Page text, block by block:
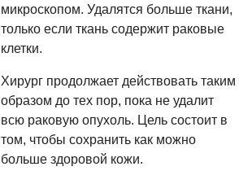
микроскопом. Удалятся больше ткани,
только если ткань содержит раковые
клетки.
Хирург продолжает действовать таким
образом до тех пор, пока не удалит
всю раковую опухоль. Цель состоит в
том, чтобы сохранить как можно
больше здоровой кожи.